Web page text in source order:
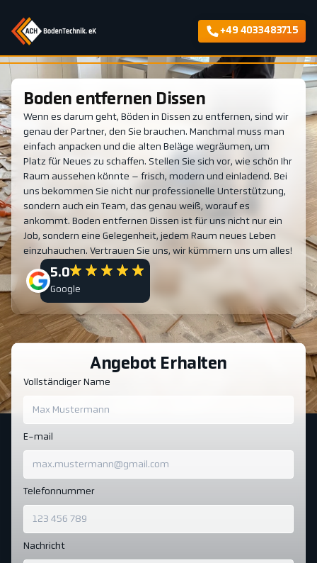
+49 4033483715
Boden entfernen Dissen
Wenn es darum geht, Böden in Dissen zu entfernen, sind wir
genau der Partner, den Sie brauchen. Manchmal muss man
einfach anpacken und die alten Beläge wegräumen, um
Platz für Neues zu schaffen. Stellen Sie sich vor, wie schön Ihr
Raum aussehen könnte – frisch, modern und einladend. Bei
uns bekommen Sie nicht nur professionelle Unterstützung,
sondern auch ein Team, das genau weiß, worauf es
ankommt. Boden entfernen Dissen ist für uns nicht nur ein
Job, sondern eine Gelegenheit, jedem Raum neues Leben
einzuhauchen. Vertrauen Sie uns, wir kümmern uns um alles!
5.0
Google
Angebot Erhalten
Vollständiger Name
E-mail
Telefonnummer
Nachricht